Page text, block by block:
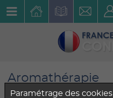
Aromathérapie
Diffuseurs
Paramétrage des cookies